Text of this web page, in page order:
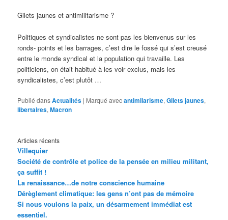
Gilets jaunes et antimilitarisme ?
Politiques et syndicalistes ne sont pas les bienvenus sur les
ronds- points et les barrages, c’est dire le fossé qui s’est creusé
entre le monde syndical et la population qui travaille. Les
politiciens, on était habitué à les voir exclus, mais les
syndicalistes, c’est plutôt …
Publié dansActualités | Marqué avecantimilarisme,Gilets jaunes,
libertaires,Macron
Articles récents
Villequier
Société de contrôle et police de la pensée en milieu militant,
ça suffit !
La renaissance…de notre conscience humaine
Dérèglement climatique: les gens n’ont pas de mémoire
Si nous voulons la paix, un désarmement immédiat est
essentiel.